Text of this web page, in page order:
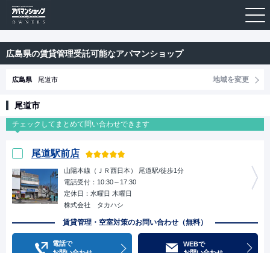
広島県の賃貸管理受託可能なアパマンショップ
尾道市
尾道駅前店
山陽本線（ＪＲ西日本） 尾道駅/徒歩1分
電話受付：10:30～17:30
定休日：水曜日 木曜日
株式会社 タカハシ
賃貸管理・空室対策のお問い合わせ（無料）
電話で
WEBで
広島県 尾道市 地域を変更